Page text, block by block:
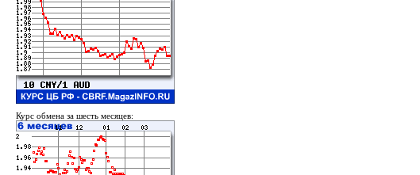
Курс обмена за шесть месяцев: